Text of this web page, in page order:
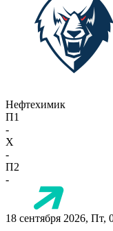
Нефтехимик
П1
-
X
-
П2
-
18 сентября 2026, Пт,